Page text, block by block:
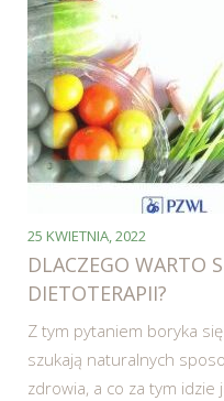
25 KWIETNIA, 2022
DLACZEGO WARTO
DIETOTERAPII?
Z tym pytaniem boryka
szukają naturalnych
zdrowia, a co za tym idzie